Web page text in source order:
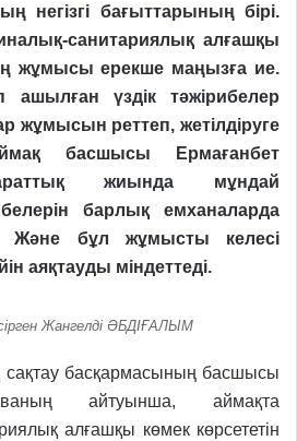
негізгі бағыттарының бірі.
санитариялық алғашқы
жұмысы ерекше маңызға ие.
ашылған үздік тәжірибелер
жұмысын реттеп, жетілдіруге
басшысы Ермағанбет
жиында мұндай
барлық емханаларда
Және бұл жұмысты келесі
аяқтауды міндеттеді.
Жангелді ӘБДІҒАЛЫМ
басқармасының басшысы
айтуынша, аймақта
алғашқы көмек көрсететін